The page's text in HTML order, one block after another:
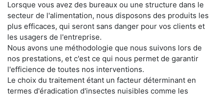
Lorsque vous avez des bureaux ou une structure dans le
secteur de l'alimentation, nous disposons des produits les
plus efficaces, qui seront sans danger pour vos clients et
les usagers de l'entreprise.
Nous avons une méthodologie que nous suivons lors de
nos prestations, et c'est ce qui nous permet de garantir
l'efficience de toutes nos interventions.
Le choix du traitement étant un facteur déterminant en
termes d'éradication d'insectes nuisibles comme les